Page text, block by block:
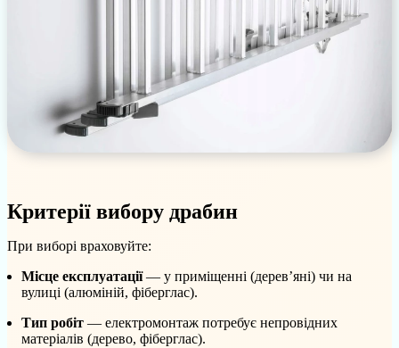
Критерії вибору драбин
При виборі враховуйте:
Місце експлуатації— у приміщенні (дерев’яні) чи на
вулиці (алюміній, фіберглас).
Тип робіт — електромонтаж потребує непровідних
матеріалів (дерево, фіберглас).